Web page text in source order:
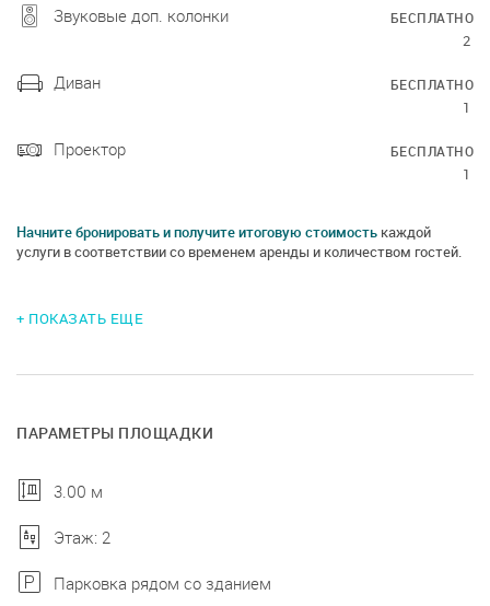
Звуковые доп. колонки
2
БЕСПЛАТНО
Диван
1
БЕСПЛАТНО
Проектор
1
БЕСПЛАТНО
Начните бронировать и получите итоговую стоимость каждой
услуги в соответствии со временем аренды и количеством гостей.
+ ПОКАЗАТЬ ЕЩЕ
ПАРАМЕТРЫ ПЛОЩАДКИ
3.00 м
Этаж: 2
Парковка рядом со зданием